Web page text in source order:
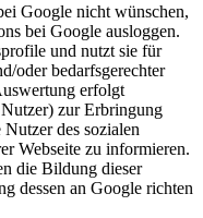
Google nicht wünschen,
bei Google ausloggen.
und nutzt sie für
oder bedarfsgerechter
erfolgt
zur Erbringung
des sozialen
Webseite zu informieren.
die Bildung dieser
dessen an Google richten